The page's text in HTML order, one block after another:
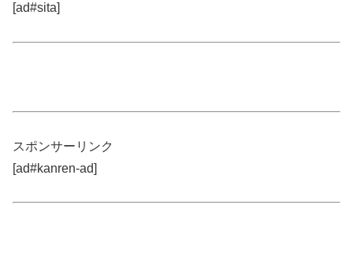
[ad#sita]
スポンサーリンク
[ad#kanren-ad]